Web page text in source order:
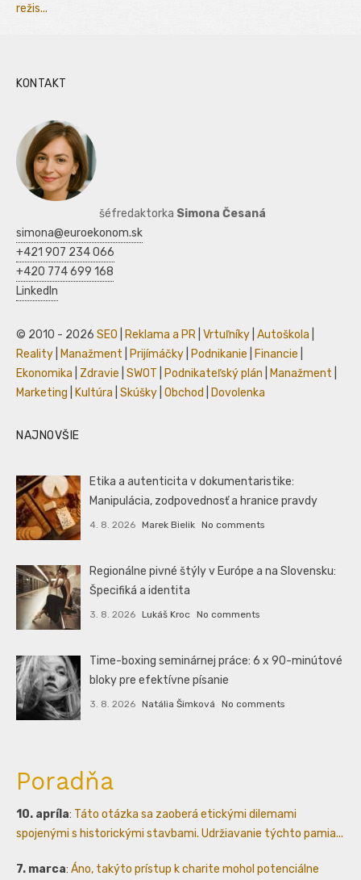
režis...
KONTAKT
šéfredaktorka Simona Česaná
simona@euroekonom.sk
+421 907 234 066
+420 774 699 168
LinkedIn
© 2010 - 2026 SEO Reklama a PR Vrtuľníky Autoškola
Reality
Manažment Prijímáčky Podnikanie Financie
Ekonomika
Zdravie SWOT Podnikateľský plán Manažment
Marketing
Kultúra Skúšky Obchod Dovolenka
NAJNOVŠIE
Etika a autenticita v dokumentaristike:
Manipulácia, zodpovednosť a hranice pravdy
4. 8. 2026 Marek Bielik No comments
Regionálne pivné štýly v Európe a na Slovensku:
Špecifiká a identita
3. 8. 2026 Lukáš Kroc No comments
Time-boxing seminárnej práce: 6 x 90-minútové
bloky pre efektívne písanie
3. 8. 2026 Natália Šimková No comments
Poradňa
10. apríla: Táto otázka sa zaoberá etickými dilemami
spojenými s historickými stavbami. Udržiavanie týchto pamia...
7. marca: Áno, takýto prístup k charite mohol potenciálne